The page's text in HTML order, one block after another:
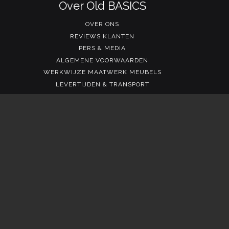
Over Old BASICS
OVER ONS
REVIEWS KLANTEN
PERS & MEDIA
ALGEMENE VOORWAARDEN
WERKWIJZE MAATWERK MEUBELS
LEVERTIJDEN & TRANSPORT